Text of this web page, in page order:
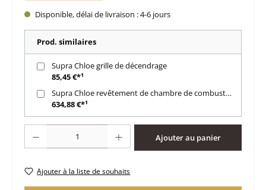
Disponible, délai de livraison : 4-6 jours
Prod. similaires
Supra Chloe grille de décendrage
85,45 €*¹
Supra Chloe revêtement de chambre de combustion A
634,88 €*¹
Ajouter au panier
Ajouter à la liste de souhaits